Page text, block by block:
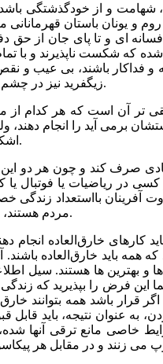
شهامت و از
یونان باستان قهرمانانی
ای و تا پای جان از
شده که شکست ناپذیرند و
باشند، بی عیب و
زیگفرید نیز در چشم و پاشنه پا و پشت خود نقطه ضعف هائی داشتند که بالاخره باعث نابودی آنها شد.
تر آن است که هر کدام
برمی آید را انجام
اشکالی ندارد و حتی می تواند یک مزیت بزرگ برای خوشبختی و آرامش زندگی باشد.
صرف کند و چون هر دو این
در ریاضیات یا فوتبال
بااستعداد زندگی
مردم هستند، احتمالاً به اندازه‌ پیروان خود درباره راه و روش زندگی، ایده ‌های درخشانی ندارند.
خارق‌العاده انجام
باید خارق‌العاده
بهترین ها هستند. سیل
فرض را بپذیرید که
باشد همه بتوانند
نتیجه، باید قابل
مانع ترقی آنها شده،